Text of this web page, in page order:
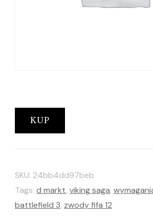
KUP
SKU: 24bb4dd97beb
Tags: d markt, viking saga,
battlefield 3, zwody fifa 12